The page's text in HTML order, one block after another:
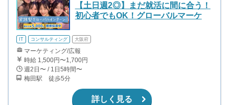
【土日週2◎】まだ就活に間に合う！
初心者でもOK！グローバルマーケ
IT コンサルティング 大阪府
マーケティング/広報
時給 1,500円〜1,700円
週2日〜 / 1日5時間〜
梅田駅 徒歩5分
詳しく見る